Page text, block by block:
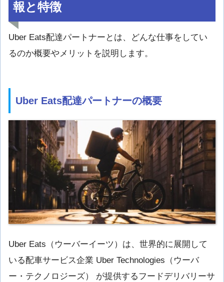
報と特徴
Uber Eats配達パートナーとは、どんな仕事をしてい
るのか概要やメリットを説明します。
Uber Eats配達パートナーの概要
Uber Eats（ウーバーイーツ）は、世界的に展開して
いる配車サービス企業 Uber Technologies（ウーバ
ー・テクノロジーズ） が提供するフードデリバリーサ